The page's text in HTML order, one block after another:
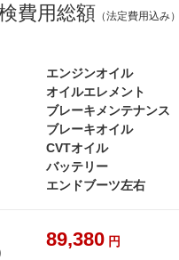
費用総額 （法定費用込み）
エンジンオイル
オイルエレメント
ブレーキメンテナンス
ブレーキオイル
CVTオイル
バッテリー
エンドブーツ左右
89,380 円